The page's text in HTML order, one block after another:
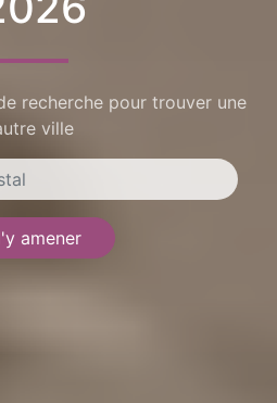
recherche pour trouver une
ville
amener